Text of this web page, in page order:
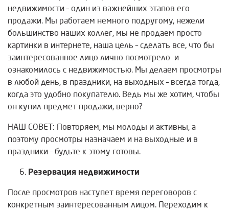
недвижимости – один из важнейших этапов его
продажи. Мы работаем немного подругому, нежели
большинство наших коллег, мы не продаем просто
картинки в интернете, наша цель – сделать все, что бы
заинтересованное лицо лично посмотрело и
ознакомилось с недвижимостью. Мы делаем просмотры
в любой день, в праздники, на выходных – всегда тогда,
когда это удобно покупателю. Ведь мы же хотим, чтобы
он купил предмет продажи, верно?
НАШ СОВЕТ: Повторяем, мы молоды и активны, а
поэтому просмотры назначаем и на выходные и в
праздники – будьте к этому готовы.
Резервация недвижимости
После просмотров наступет время переговоров с
конкретным заинтересованным лицом. Переходим к